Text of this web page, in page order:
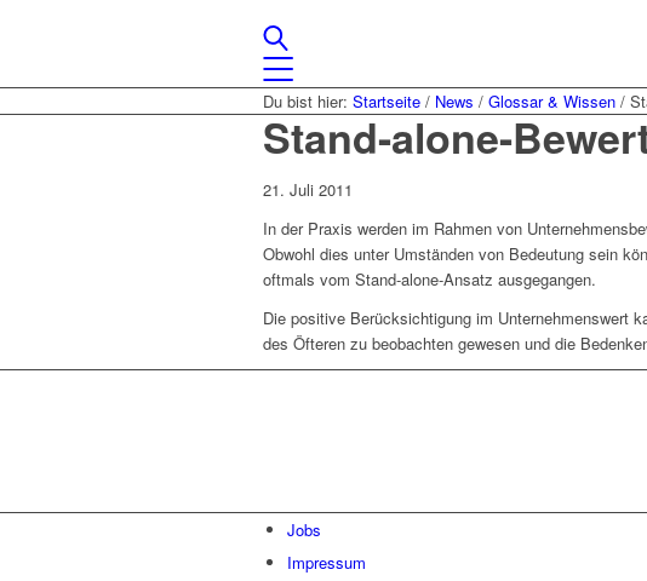
Du bist hier: Startseite / News / Glossar & Wissen /
Stand-alone-
21. Juli 2011
In der Praxis werden im Rahmen von
Obwohl dies unter Umständen von Bedeutung sein
oftmals vom Stand-alone-Ansatz ausgegangen.
Die positive Berücksichtigung im Unternehmenswert
des Öfteren zu beobachten gewesen und die
Jobs
Impressum